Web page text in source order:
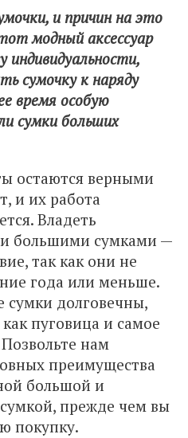
и причин на это
модный аксессуар
индивидуальности,
сумочку к наряду
время особую
сумки больших
остаются верными
и их работа
Владеть
большими сумками —
так как они не
года или меньше.
сумки долговечны,
пуговица и самое
нам
преимущества
большой и
прежде чем вы
покупку.